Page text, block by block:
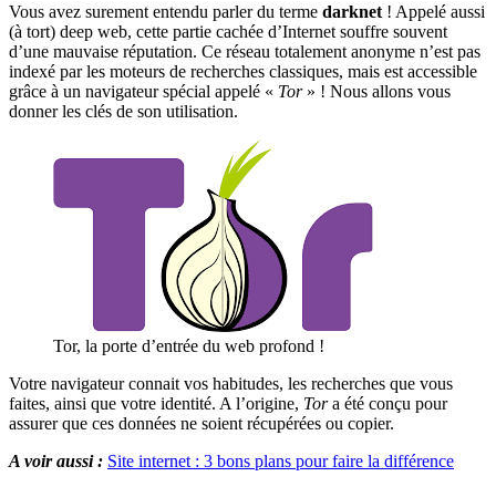
Vous avez surement entendu parler du terme darknet ! Appelé aussi
(à tort) deep web, cette partie cachée d’Internet souffre souvent
d’une mauvaise réputation. Ce réseau totalement anonyme n’est pas
indexé par les moteurs de recherches classiques, mais est accessible
grâce à un navigateur spécial appelé « Tor» ! Nous allons vous
donner les clés de son utilisation.
Tor, la porte d’entrée du web profond !
Votre navigateur connait vos habitudes, les recherches que vous
faites, ainsi que votre identité. A l’origine, Tora été conçu pour
assurer que ces données ne soient récupérées ou copier.
A voir aussi : Site internet : 3 bons plans pour faire la différence